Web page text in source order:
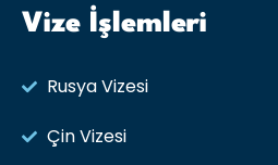
Vize İşlemleri
Rusya Vizesi​
Çin Vizesi